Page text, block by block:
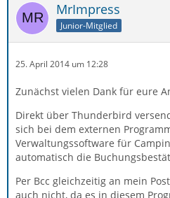
MrImpress
Junior-Mitglied
25. April 2014 um 12:28
Zunächst vielen Dank für eure
Direkt über Thunderbird
sich bei dem externen
Verwaltungssoftware für
automatisch die
Per Bcc gleichzeitig an mein
auch nicht, da es in diesem